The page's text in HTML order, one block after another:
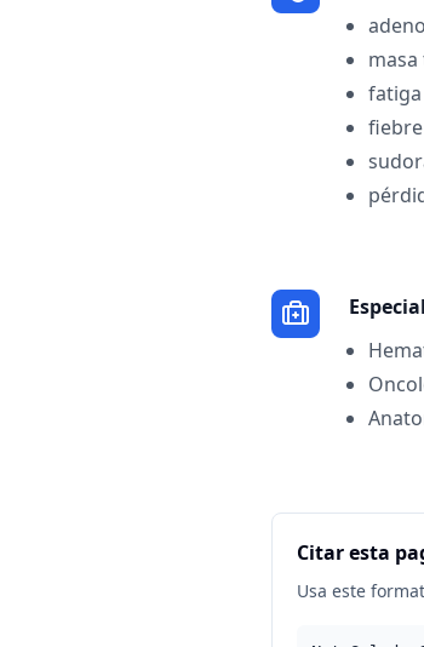
fatiga
fiebre
Citar esta
Usa este